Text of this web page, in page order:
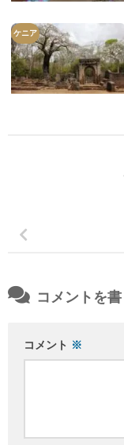
ケニア
コメントを書
コメント ※